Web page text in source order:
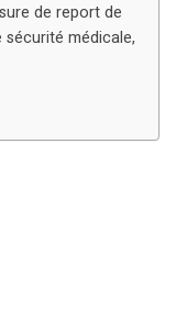
de report de
médicale,